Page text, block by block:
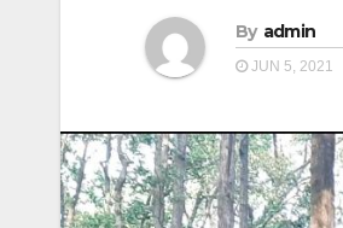
By admin
JUN 5, 2021